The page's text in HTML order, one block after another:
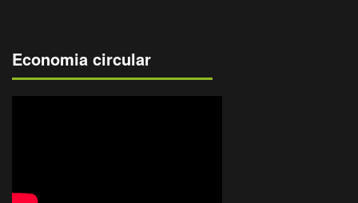
Economia circular